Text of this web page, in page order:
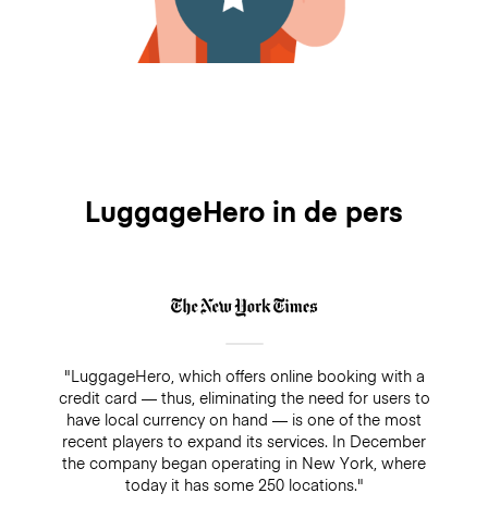
LuggageHero in de pers
"LuggageHero, which offers online booking with a
credit card — thus, eliminating the need for users to
have local currency on hand — is one of the most
recent players to expand its services. In December
the company began operating in New York, where
today it has some 250 locations."